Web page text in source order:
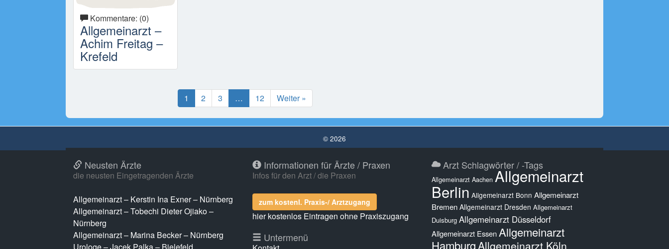
Kommentare: (0)
Allgemeinarzt –
Achim Freitag –
Krefeld
1 2 3 … 12 Weiter »
© 2026
Neusten Ärzte
die neusten Eingetragenden Ärzte
Allgemeinarzt – Kerstin Ina Exner – Nürnberg
Allgemeinarzt – Tobechi Dieter Ojiako –
Nürnberg
Allgemeinarzt – Marina Becker – Nürnberg
Informationen für Ärzte / Praxen
Infos für den Arzt / die Praxen
zum kostenl. Praxis-/ Arztzugang
hier kostenlos Eintragen ohne Praxiszugang
Untermenü
Arzt Schlagwörter / -Tags
Allgemeinarzt Aachen Allgemeinarzt
Berlin Allgemeinarzt Bonn Allgemeinarzt
Bremen Allgemeinarzt Dresden Allgemeinarzt
Duisburg Allgemeinarzt Düsseldorf
Allgemeinarzt Essen Allgemeinarzt
HamburgAllgemeinarzt Köln